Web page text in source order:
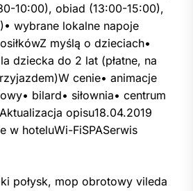
10:00), obiad (13:00-15:00),
wybrane lokalne napoje
myślą o dzieciach•
dziecka do 2 lat (płatne, na
cenie• animacje
bilard• siłownia• centrum
opisu18.04.2019
w hoteluWi-FiSPASerwis
połysk, mop obrotowy vileda